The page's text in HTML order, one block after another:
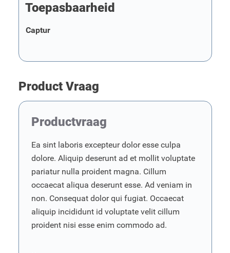
Toepasbaarheid
Captur
Product Vraag
Productvraag
Ea sint laboris excepteur dolor esse culpa
dolore. Aliquip deserunt ad et mollit voluptate
pariatur nulla proident magna. Cillum
occaecat aliqua deserunt esse. Ad veniam in
non. Consequat dolor qui fugiat. Occaecat
aliquip incididunt id voluptate velit cillum
proident nisi esse enim commodo ad.